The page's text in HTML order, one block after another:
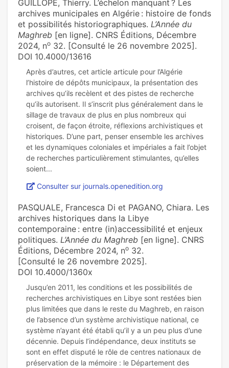
GUILLOPÉ, Thierry. L’échelon manquant ? Les
archives municipales en Algérie : histoire de fonds
et possibilités historiographiques. L’Année du
Maghreb [en ligne]. CNRS Éditions, Décembre
2024, no 32. [Consulté le 26 novembre 2025].
DOI 10.4000/13616
Après d’autres, cet article articule pour l’Algérie
l’histoire de dépôts municipaux, la présentation des
archives qu’ils recèlent et des pistes de recherche
qu’ils autorisent. Il s’inscrit plus généralement dans le
sillage de travaux de plus en plus nombreux qui
croisent, de façon étroite, réflexions archivistiques et
historiques. D’une part, penser ensemble les archives
et les dynamiques coloniales et impériales a fait l’objet
de recherches particulièrement stimulantes, qu’elles
Consulter sur journals.openedition.org
PASQUALE, Francesca Di et PAGANO, Chiara. Les
archives historiques dans la Libye
contemporaine : entre (in)accessibilité et enjeux
politiques. L’Année du Maghreb [en ligne]. CNRS
Éditions, Décembre 2024, no 32.
[Consulté le 26 novembre 2025].
DOI 10.4000/1360x
Jusqu’en 2011, les conditions et les possibilités de
recherches archivistiques en Libye sont restées bien
plus limitées que dans le reste du Maghreb, en raison
de l’absence d’un système archivistique national, ce
système n’ayant été établi qu’il y a un peu plus d’une
décennie. Depuis l’indépendance, deux instituts se
sont en effet disputé le rôle de centres nationaux de
préservation de la mémoire : le Département des